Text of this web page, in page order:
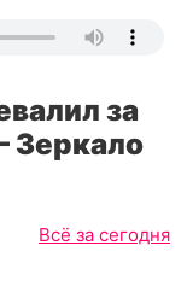
за
Зеркало
Всё за сегодня